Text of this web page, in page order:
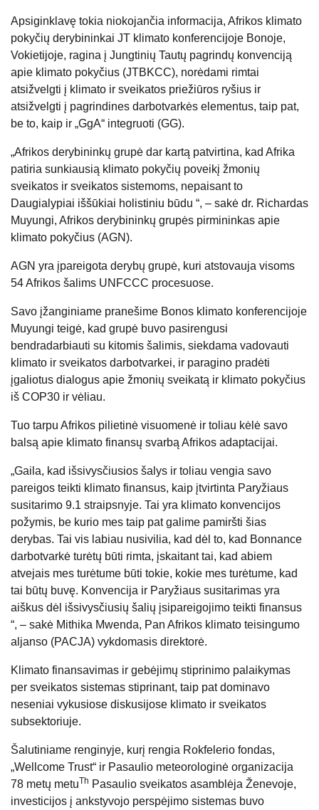
Apsiginklavę tokia niokojančia informacija, Afrikos klimato
pokyčių derybininkai JT klimato konferencijoje Bonoje,
Vokietijoje, ragina į Jungtinių Tautų pagrindų konvenciją
apie klimato pokyčius (JTBKCC), norėdami rimtai
atsižvelgti į klimato ir sveikatos priežiūros ryšius ir
atsižvelgti į pagrindines darbotvarkės elementus, taip pat,
be to, kaip ir „GgA“ integruoti (GG).
„Afrikos derybininkų grupė dar kartą patvirtina, kad Afrika
patiria sunkiausią klimato pokyčių poveikį žmonių
sveikatos ir sveikatos sistemoms, nepaisant to
Daugialypiai iššūkiai holistiniu būdu “, – sakė dr. Richardas
Muyungi, Afrikos derybininkų grupės pirmininkas apie
klimato pokyčius (AGN).
AGN yra įpareigota derybų grupė, kuri atstovauja visoms
54 Afrikos šalims UNFCCC procesuose.
Savo įžanginiame pranešime Bonos klimato konferencijoje
Muyungi teigė, kad grupė buvo pasirengusi
bendradarbiauti su kitomis šalimis, siekdama vadovauti
klimato ir sveikatos darbotvarkei, ir paragino pradėti
įgaliotus dialogus apie žmonių sveikatą ir klimato pokyčius
iš COP30 ir vėliau.
Tuo tarpu Afrikos pilietinė visuomenė ir toliau kėlė savo
balsą apie klimato finansų svarbą Afrikos adaptacijai.
„Gaila, kad išsivysčiusios šalys ir toliau vengia savo
pareigos teikti klimato finansus, kaip įtvirtinta Paryžiaus
susitarimo 9.1 straipsnyje. Tai yra klimato konvencijos
požymis, be kurio mes taip pat galime pamiršti šias
derybas. Tai vis labiau nusivilia, kad dėl to, kad Bonnance
darbotvarkė turėtų būti rimta, įskaitant tai, kad abiem
atvejais mes turėtume būti tokie, kokie mes turėtume, kad
tai būtų buvę. Konvencija ir Paryžiaus susitarimas yra
aiškus dėl išsivysčiusių šalių įsipareigojimo teikti finansus
“, – sakė Mithika Mwenda, Pan Afrikos klimato teisingumo
aljanso (PACJA) vykdomasis direktorė.
Klimato finansavimas ir gebėjimų stiprinimo palaikymas
per sveikatos sistemas stiprinant, taip pat dominavo
neseniai vykusiose diskusijose klimato ir sveikatos
subsektoriuje.
Šalutiniame renginyje, kurį rengia Rokfelerio fondas,
„Wellcome Trust“ ir Pasaulio meteorologinė organizacija
78 metų metuTh Pasaulio sveikatos asamblėja Ženevoje,
investicijos į ankstyvojo perspėjimo sistemas buvo